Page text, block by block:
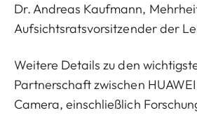
Dr. Andreas Kaufmann,
Aufsichtsratsvorsitzender der
Weitere Details zu den
Partnerschaft zwischen
Camera, einschließlich